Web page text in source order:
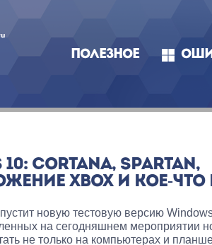
ПОЛЕЗНОЕ
CORTANA, SPARTAN,
XBOX И КОЕ-ЧТО
новую тестовую версию Windows
на сегодняшнем мероприятии
не только на компьютерах и